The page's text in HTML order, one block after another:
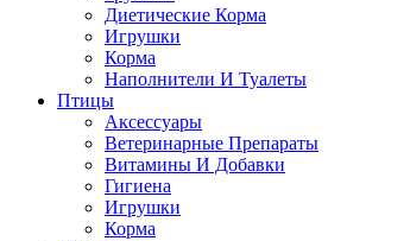
Диетические Корма
Игрушки
Корма
Наполнители И Туалеты
Птицы
Аксессуары
Ветеринарные Препараты
Витамины И Добавки
Гигиена
Игрушки
Корма